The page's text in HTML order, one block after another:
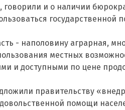
говорили и о наличии
государственной
- наполовину аграрная,
местных
и доступными по цене
правительству
помощи